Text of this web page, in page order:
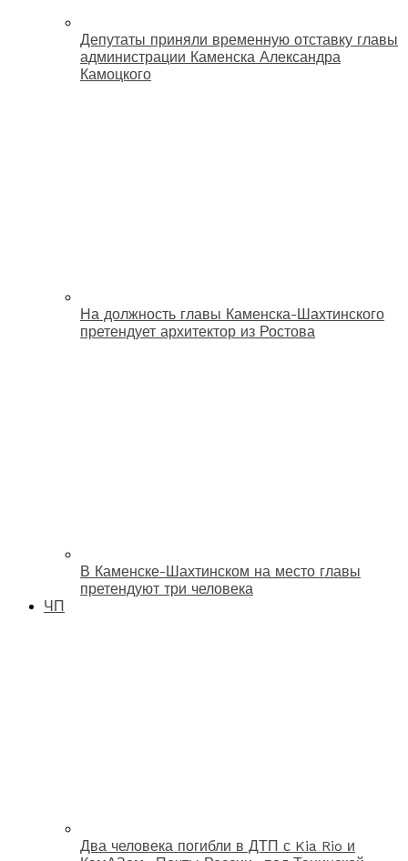
Депутаты приняли временную отставку главы
администрации Каменска Александра
Камоцкого
На должность главы Каменска-Шахтинского
претендует архитектор из Ростова
В Каменске-Шахтинском на место главы
претендуют три человека
ЧП
Два человека погибли в ДТП с Kia Rio и